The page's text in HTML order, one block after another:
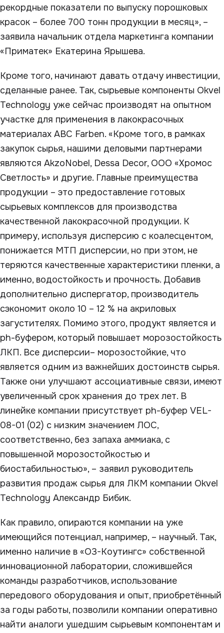
рекордные показатели по выпуску порошковых
красок – более 700 тонн продукции в месяц», –
заявила начальник отдела маркетинга компании
«Приматек» Екатерина Ярышева.
Кроме того, начинают давать отдачу инвестиции,
сделанные ранее. Так, сырьевые компоненты Okvel
Technology уже сейчас производят на опытном
участке для применения в лакокрасочных
материалах ABC Farben. «Кроме того, в рамках
закупок сырья, нашими деловыми партнерами
являются AkzoNobel, Dessa Decor, ООО «Хромос
Светлость» и другие. Главные преимущества
продукции – это предоставление готовых
сырьевых комплексов для производства
качественной лакокрасочной продукции. К
примеру, используя дисперсию с коалесцентом,
понижается МТП дисперсии, но при этом, не
теряются качественные характеристики пленки, а
именно, водостойкость и прочность. Добавив
дополнительно диспергатор, производитель
сэкономит около 10 – 12 % на акриловых
загустителях. Помимо этого, продукт является и
ph-буфером, который повышает морозостойкость
ЛКП. Все дисперсии– морозостойкие, что
является одним из важнейших достоинств сырья.
Также они улучшают ассоциативные связи, имеют
увеличенный срок хранения до трех лет. В
линейке компании присутствует ph-буфер VEL-
08-01 (02) с низким значением ЛОС,
соответственно, без запаха аммиака, с
повышенной морозостойкостью и
биостабильностью», – заявил руководитель
развития продаж сырья для ЛКМ компании Okvel
Technology Александр Бибик.
Как правило, опираются компании на уже
имеющийся потенциал, например, – научный. Так,
именно наличие в «О3-Коутингс» собственной
инновационной лаборатории, сложившейся
команды разработчиков, использование
передового оборудования и опыт, приобретённый
за годы работы, позволили компании оперативно
найти аналоги ушедшим сырьевым компонентам и